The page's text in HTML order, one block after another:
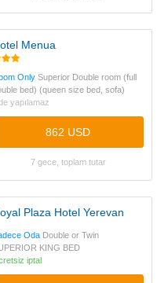
Menua
Only Superior Double room (full
bed) (queen size bed, sofa)
yapılamaz
862 USD
7 gece, toplam tutar
Plaza Hotel Yerevan
Oda Double or Twin
KING BED
iptal